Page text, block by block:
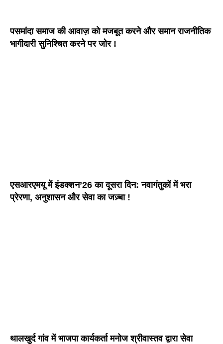
पसमांदा समाज की आवाज़ को मजबूत करने और समान राजनीतिक
भागीदारी सुनिश्चित करने पर जोर !
एसआरएमयू में इंडक्शन’26 का दूसरा दिन: नवागंतुकों में भरा
प्रेरणा, अनुशासन और सेवा का जज़्बा !
थालखुर्द गांव में भाजपा कार्यकर्ता मनोज श्रीवास्तव द्वारा सेवा